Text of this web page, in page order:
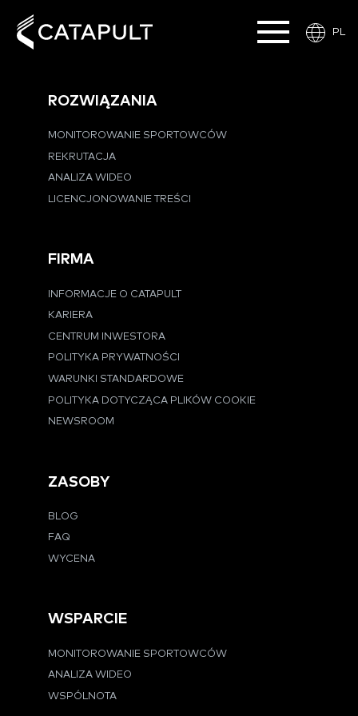
PL
ROZWIĄZANIA
MONITOROWANIE SPORTOWCÓW
REKRUTACJA
ANALIZA WIDEO
LICENCJONOWANIE TREŚCI
FIRMA
INFORMACJE O CATAPULT
KARIERA
CENTRUM INWESTORA
POLITYKA PRYWATNOŚCI
WARUNKI STANDARDOWE
POLITYKA DOTYCZĄCA PLIKÓW COOKIE
NEWSROOM
ZASOBY
BLOG
FAQ
WYCENA
WSPARCIE
MONITOROWANIE SPORTOWCÓW
ANALIZA WIDEO
WSPÓLNOTA